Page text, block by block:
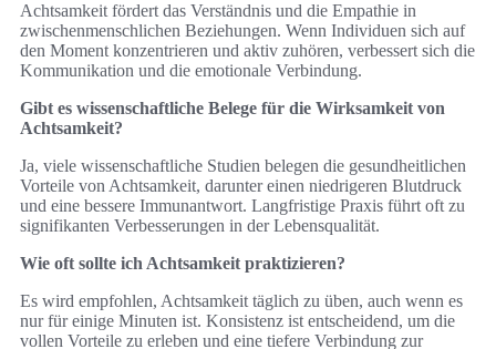
Achtsamkeit fördert das Verständnis und die Empathie in
zwischenmenschlichen Beziehungen. Wenn Individuen sich auf
den Moment konzentrieren und aktiv zuhören, verbessert sich die
Kommunikation und die emotionale Verbindung.
Gibt es wissenschaftliche Belege für die Wirksamkeit von
Achtsamkeit?
Ja, viele wissenschaftliche Studien belegen die gesundheitlichen
Vorteile von Achtsamkeit, darunter einen niedrigeren Blutdruck
und eine bessere Immunantwort. Langfristige Praxis führt oft zu
signifikanten Verbesserungen in der Lebensqualität.
Wie oft sollte ich Achtsamkeit praktizieren?
Es wird empfohlen, Achtsamkeit täglich zu üben, auch wenn es
nur für einige Minuten ist. Konsistenz ist entscheidend, um die
vollen Vorteile zu erleben und eine tiefere Verbindung zur